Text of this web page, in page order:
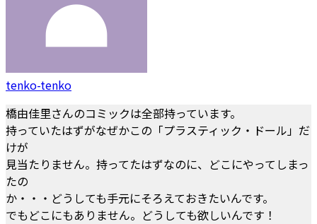
tenko-tenko
橋由佳里さんのコミックは全部持っています。
持っていたはずがなぜかこの「プラスティック・ドール」だ
けが
見当たりません。持ってたはずなのに、どこにやってしまっ
たの
か・・・どうしても手元にそろえておきたいんです。
でもどこにもありません。どうしても欲しいんです！